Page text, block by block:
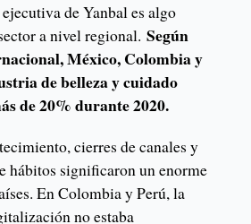
de Yanbal es algo
a nivel regional. Según
México, Colombia y
de belleza y cuidado
de 20% durante 2020.
cierres de canales y
hábitos significaron un enorme
En Colombia y Perú, la
no estaba